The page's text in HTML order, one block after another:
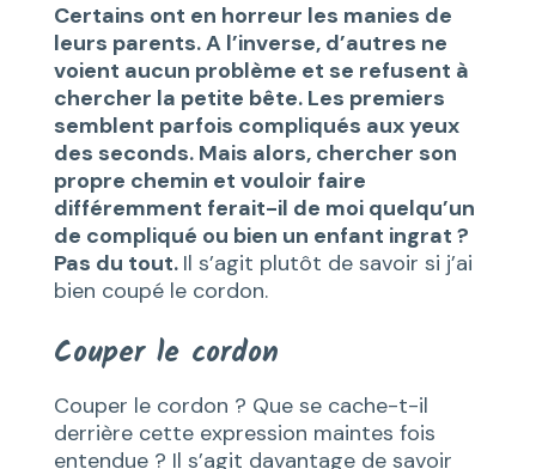
Certains ont en horreur les manies de
leurs parents. A l’inverse, d’autres ne
voient aucun problème et se refusent à
chercher la petite bête. Les premiers
semblent parfois compliqués aux yeux
des seconds. Mais alors, chercher son
propre chemin et vouloir faire
différemment ferait-il de moi quelqu’un
de compliqué ou bien un enfant ingrat ?
Pas du tout. Il s’agit plutôt de savoir si j’ai
bien coupé le cordon.
Couper le cordon
Couper le cordon ? Que se cache-t-il
derrière cette expression maintes fois
entendue ? Il s’agit davantage de savoir